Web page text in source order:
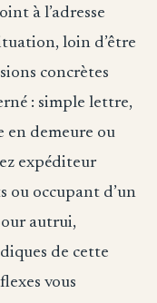
à l’adresse
loin d’être
concrètes
: simple lettre,
en demeure ou
expéditeur
ou occupant d’un
autrui,
de cette
vous